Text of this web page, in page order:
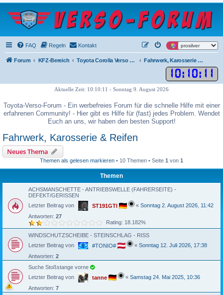
FAQ Regeln Kontakt
Forum KFZ-Bereich Toyota Corolla Verso Baujahr 2004 - 2009 Fahrwerk, Karosserie & Reifen
10: 10: 11
Aktuelle Zeit: 10:10:11 - Sonntag 9. August 2026
Toyota-Verso-Forum - Ein werbefreies Forum für die schnelle Hilfe mit einer
erfahrenen Community! - Hier gibt es Hilfe für (fast) jedes Problem. Wendet
Euch an uns, wir haben den besten Support!
Fahrwerk, Karosserie & Reifen
Neues Thema
Themen als gelesen markieren • 10 Themen • Seite 1 von 1
Themen
ACHSMANSCHETTE - ANTRIEBSWELLE (FAHRERSEITE) -
DEFEKT/GERISSEN
Letzter Beitrag von
ST191GTI « Sonntag 2. August 2026, 11:42
Antworten: 27
Rating: 18.182%
WINDSCHUTZSCHEIBE - STEINSCHLAG - RISS
Letzter Beitrag von
#TONIO# « Sonntag 12. Juli 2026, 17:38
Antworten: 2
Suche Stoßstange vorne
Letzter Beitrag von
tanne « Samstag 24. Mai 2025, 10:36
Antworten: 7